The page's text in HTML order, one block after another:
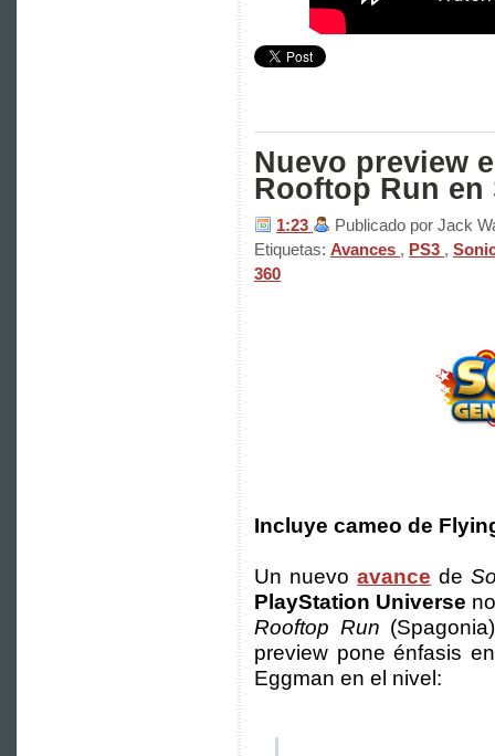
Nuevo preview
Rooftop Run
1:23
Publicado por Jack
Etiquetas: Avances , PS3 ,
360
Incluye cameo de
Un nuevoavance de
PlayStation Universe
Rooftop Run
preview pone énfasis
Eggman en el nivel: